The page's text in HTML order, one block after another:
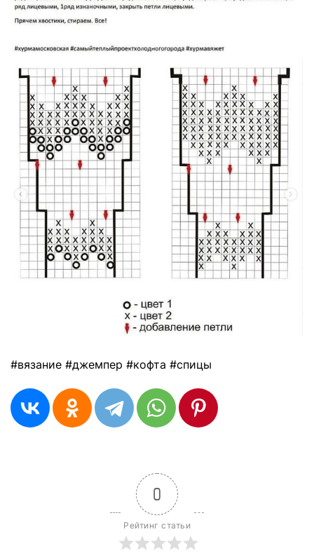
#вязание #джемпер #кофта #спицы
0
Рейтинг статьи